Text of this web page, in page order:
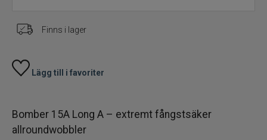
Spinnflugor
Tillbehör
Finns i lager
Lägg till i favoriter
Bomber 15A Long A – extremt fångstsäker
allroundwobbler